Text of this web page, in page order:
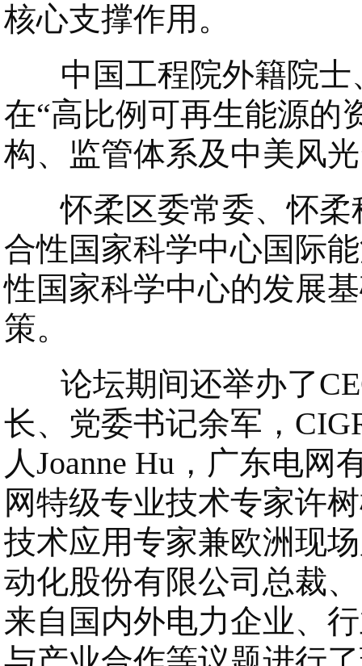
核心支撑作用。
中国工程院外籍院士
在“高比例可再生能源的
构、监管体系及中美风
怀柔区委常委、怀柔
合性国家科学中心国际
性国家科学中心的发展
策。
论坛期间还举办了
长、党委书记余军，
人Joanne Hu，广东电
网特级专业技术专家许
技术应用专家兼欧洲现
动化股份有限公司总裁
来自国内外电力企业、